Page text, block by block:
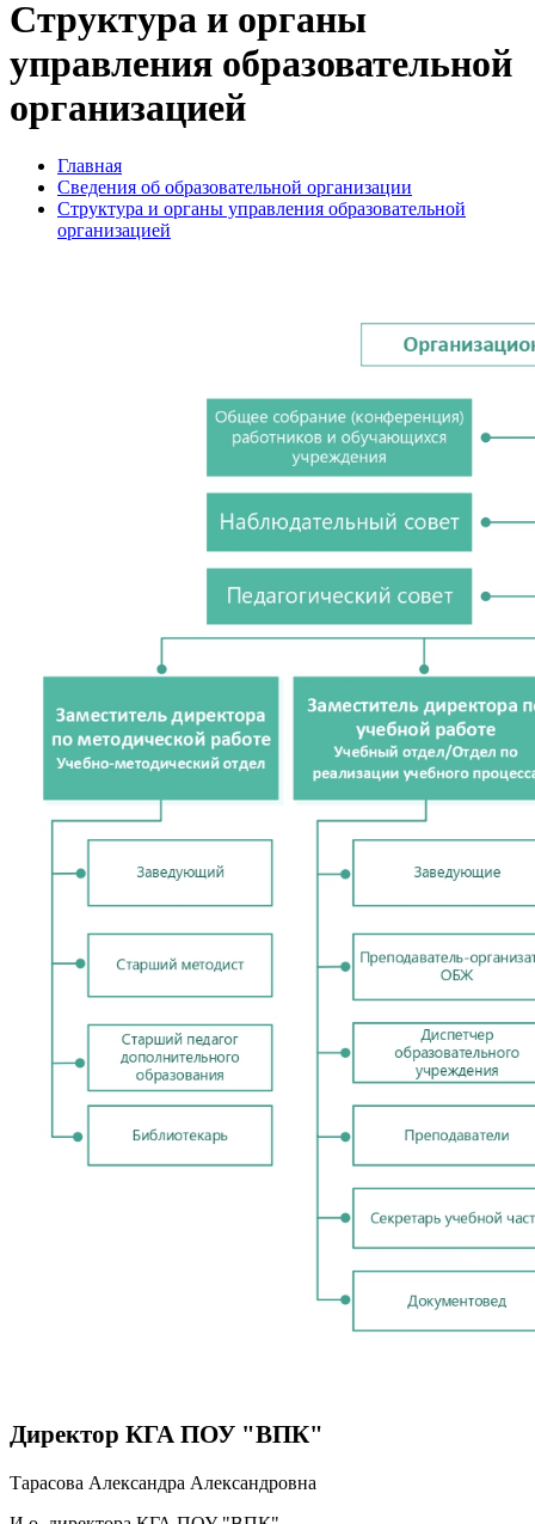
Структура и органы
управления образовательной
организацией
Главная
Сведения об образовательной организации
Структура и органы управления образовательной
организацией
Директор КГА ПОУ "ВПК"
Тарасова Александра Александровна